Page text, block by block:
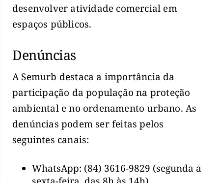
desenvolver atividade comercial em
espaços públicos.
Denúncias
A Semurb destaca a importância da
participação da população na proteção
ambiental e no ordenamento urbano. As
denúncias podem ser feitas pelos
seguintes canais:
WhatsApp: (84) 3616-9829 (segunda a